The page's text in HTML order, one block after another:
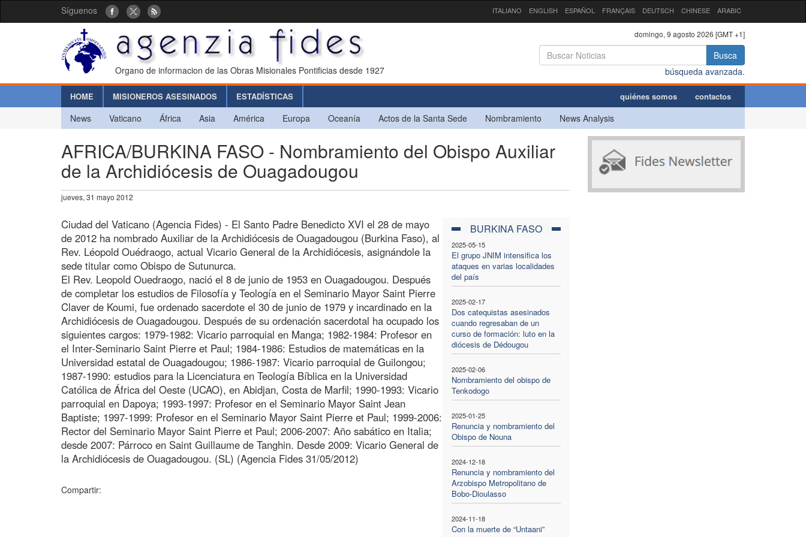
Síguenos ITALIANO ENGLISH ESPAÑOL FRANÇAIS DEUTSCH CHINESE ARABIC
Organo de informacion de las Obras Misionales Pontificias desde 1927
domingo, 9 agosto 2026 [GMT +1]
Busca
búsqueda avanzada.
HOME MISIONEROS ASESINADOS ESTADÍSTICAS quiénes somos contactos
News Vaticano África Asia América Europa Oceanía Actos de la Santa Sede Nombramiento News Analysis
AFRICA/BURKINA FASO - Nombramiento del Obispo Auxiliar
de la Archidiócesis de Ouagadougou
jueves, 31 mayo 2012
BURKINA FASO
2025-05-15
El grupo JNIM intensifica los
ataques en varias localidades
del país
2025-02-17
Dos catequistas asesinados
cuando regresaban de un
curso de formación: luto en la
diócesis de Dédougou
2025-02-06
Nombramiento del obispo de
Tenkodogo
2025-01-25
Renuncia y nombramiento del
Obispo de Nouna
2024-12-18
Renuncia y nombramiento del
Arzobispo Metropolitano de
Bobo-Dioulasso
2024-11-18
Con la muerte de “Untaani”
Ciudad del Vaticano (Agencia Fides) - El Santo Padre Benedicto XVI el 28 de mayo
de 2012 ha nombrado Auxiliar de la Archidiócesis de Ouagadougou (Burkina Faso), al
Rev. Léopold Ouédraogo, actual Vicario General de la Archidiócesis, asignándole la
sede titular como Obispo de Sutunurca.
El Rev. Leopold Ouedraogo, nació el 8 de junio de 1953 en Ouagadougou. Después
de completar los estudios de Filosofía y Teología en el Seminario Mayor Saint Pierre
Claver de Koumi, fue ordenado sacerdote el 30 de junio de 1979 y incardinado en la
Archidiócesis de Ouagadougou. Después de su ordenación sacerdotal ha ocupado los
siguientes cargos: 1979-1982: Vicario parroquial en Manga; 1982-1984: Profesor en
el Inter-Seminario Saint Pierre et Paul; 1984-1986: Estudios de matemáticas en la
Universidad estatal de Ouagadougou; 1986-1987: Vicario parroquial de Guilongou;
1987-1990: estudios para la Licenciatura en Teología Bíblica en la Universidad
Católica de África del Oeste (UCAO), en Abidjan, Costa de Marfil; 1990-1993: Vicario
parroquial en Dapoya; 1993-1997: Profesor en el Seminario Mayor Saint Jean
Baptiste; 1997-1999: Profesor en el Seminario Mayor Saint Pierre et Paul; 1999-2006:
Rector del Seminario Mayor Saint Pierre et Paul; 2006-2007: Año sabático en Italia;
desde 2007: Párroco en Saint Guillaume de Tanghin. Desde 2009: Vicario General de
la Archidiócesis de Ouagadougou. (SL) (Agencia Fides 31/05/2012)
Compartir: